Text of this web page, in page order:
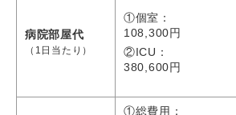
病院部屋代
（1日当たり）
①個室：
108,300円
②ICU：
380,600円
①総費用：